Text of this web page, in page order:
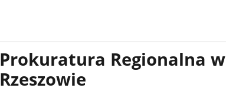
Prokuratura Regionalna w
Rzeszowie